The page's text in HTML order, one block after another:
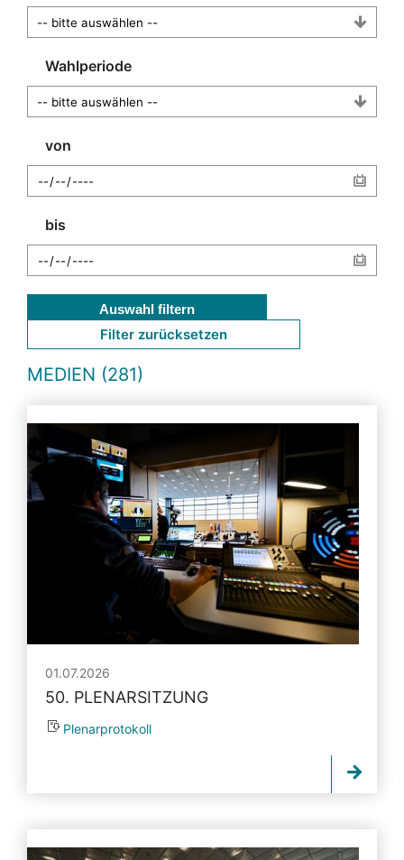
Wahlperiode
von
bis
Auswahl filtern
Filter zurücksetzen
MEDIEN (281)
01.07.2026
50. PLENARSITZUNG
Plenarprotokoll